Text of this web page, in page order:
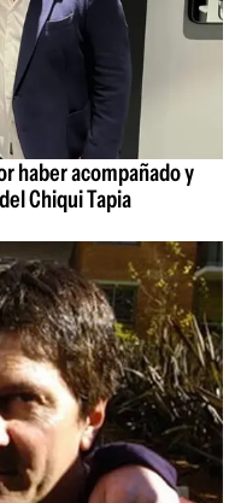
haber acompañado y
Chiqui Tapia